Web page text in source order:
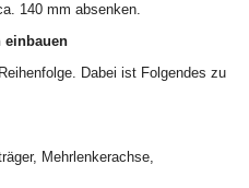
140 mm absenken.
einbauen
Dabei ist Folgendes zu
Mehrlenkerachse,